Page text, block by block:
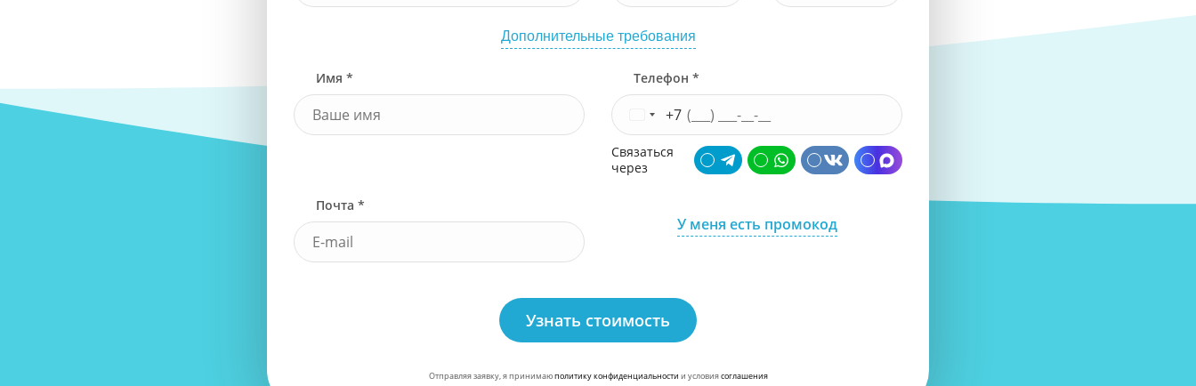
Дополнительные требования
Имя * Телефон *
+7
Связаться
через
Почта *
У меня есть промокод
Узнать стоимость
Отправляя заявку, я принимаюполитику конфиденциальности и условиясоглашения